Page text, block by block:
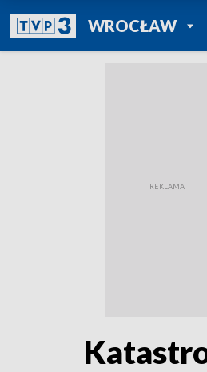
WROCŁAW
POWRÓT
TVP